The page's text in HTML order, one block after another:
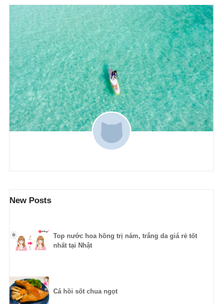
New Posts
Top nước hoa hồng trị nám, trắng da giá rẻ tốt
nhất tại Nhật
Cá hồi sốt chua ngọt